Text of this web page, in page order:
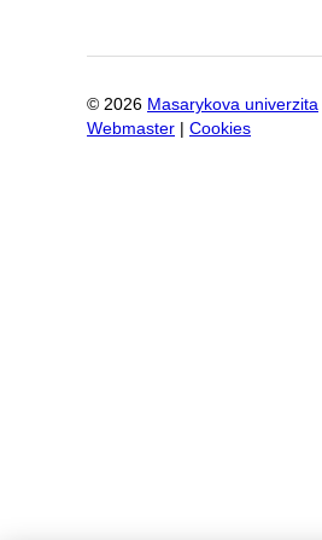
© 2026 Masarykova univerzita
Webmaster
Cookies